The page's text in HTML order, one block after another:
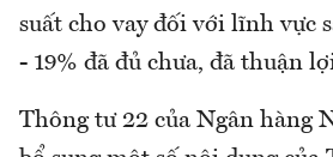
suất cho vay đối với lĩnh vực
- 19% đã đủ chưa, đã thuận
Thông tư 22 của Ngân hàng